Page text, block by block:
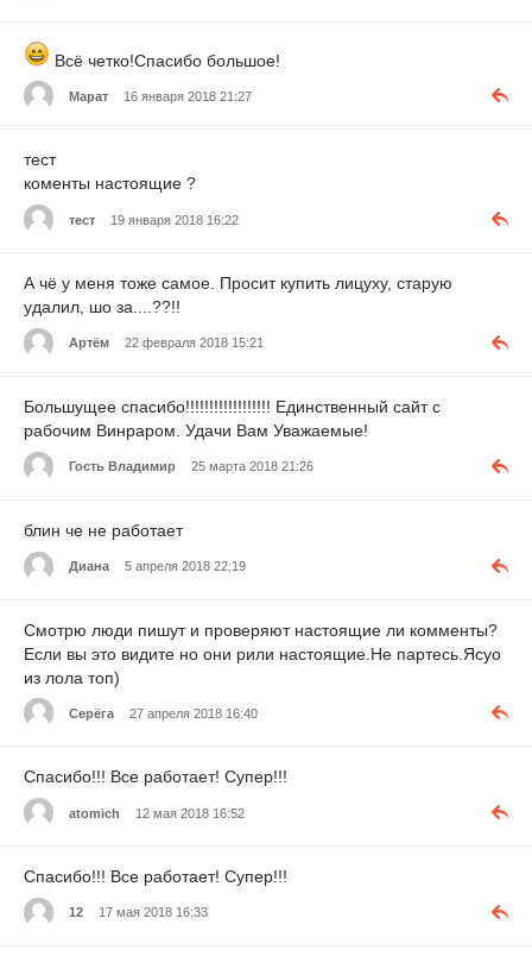
Всё четко!Спасибо большое!
Марат 16 января 2018 21:27
тест
коменты настоящие ?
тест 19 января 2018 16:22
А чё у меня тоже самое. Просит купить лицуху, старую
удалил, шо за....??!!
Артём 22 февраля 2018 15:21
Большущее спасибо!!!!!!!!!!!!!!!!!! Единственный сайт с
рабочим Винраром. Удачи Вам Уважаемые!
Гость Владимир 25 марта 2018 21:26
блин че не работает
Диана 5 апреля 2018 22:19
Смотрю люди пишут и проверяют настоящие ли комменты?
Если вы это видите но они рили настоящие.Не партесь.Ясуо
из лола топ)
Серёга 27 апреля 2018 16:40
Спасибо!!! Все работает! Супер!!!
atomich 12 мая 2018 16:52
Спасибо!!! Все работает! Супер!!!
12 17 мая 2018 16:33